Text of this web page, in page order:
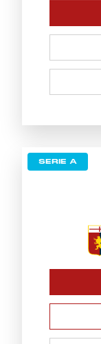
SERIE A